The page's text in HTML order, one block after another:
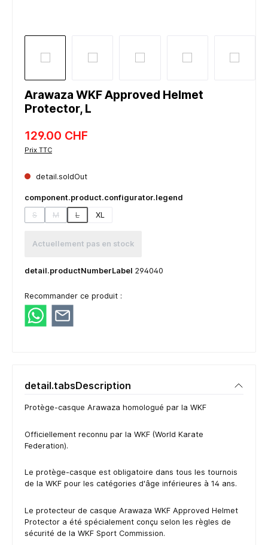
Arawaza WKF Approved Helmet
Protector, L
129.00 CHF
Prix TTC
detail.soldOut
component.product.configurator.legend
S
(detail.unavailableTooltip)
M
(detail.unavailableTooltip)
L
(detail.unavailableTooltip)
XL
Actuellement pas en stock
detail.productNumberLabel 294040
Recommander ce produit :
detail.tabsDescription
Protège-casque Arawaza homologué par la WKF
Officiellement reconnu par la WKF (World Karate
Federation).
Le protège-casque est obligatoire dans tous les tournois
de la WKF pour les catégories d'âge inférieures à 14 ans.
Le protecteur de casque Arawaza WKF Approved Helmet
Protector a été spécialement conçu selon les règles de
sécurité de la WKF Sport Commission.